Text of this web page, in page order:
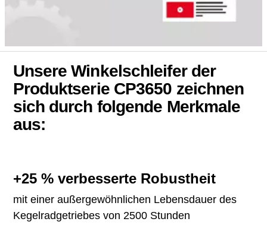
Unsere Winkelschleifer der
Produktserie CP3650 zeichnen
sich durch folgende Merkmale
aus:
+25 % verbesserte Robustheit
mit einer außergewöhnlichen Lebensdauer des
Kegelradgetriebes von 2500 Stunden